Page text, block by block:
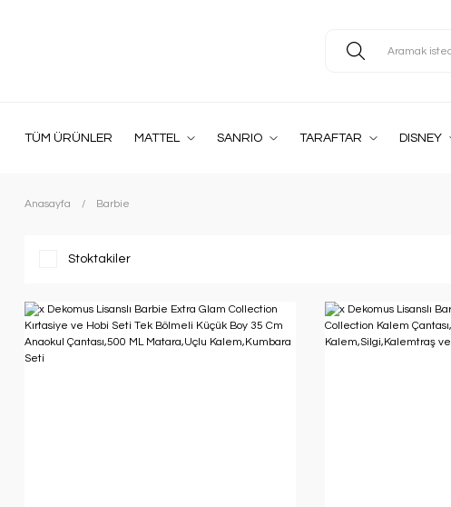
TÜM ÜRÜNLER MATTEL SANRIO TARAFTAR DISNEY
Anasayfa Barbie
Stoktakiler